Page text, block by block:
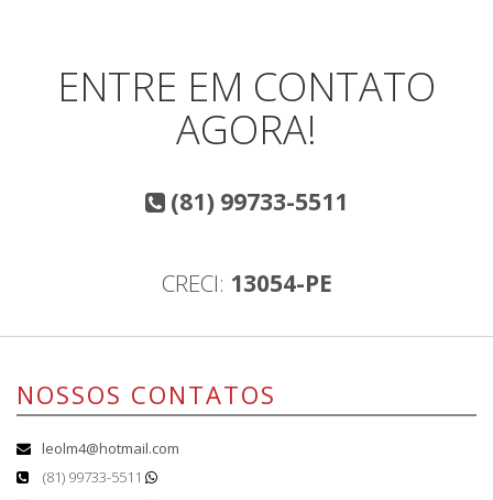
ENTRE EM CONTATO
AGORA!
(81) 99733-5511
CRECI: 13054-PE
NOSSOS CONTATOS
leolm4@hotmail.com
(81) 99733-5511